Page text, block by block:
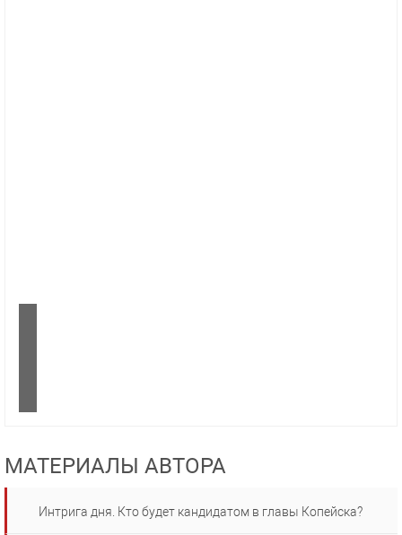
МАТЕРИАЛЫ АВТОРА
Интрига дня. Кто будет кандидатом в главы Копейска?